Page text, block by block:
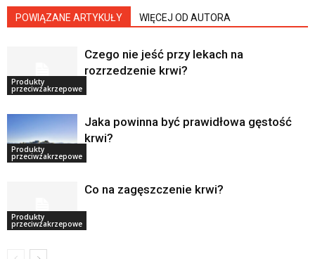
POWIĄZANE ARTYKUŁY WIĘCEJ OD AUTORA
Produkty
przeciwzakrzepowe
Czego nie jeść przy lekach na
rozrzedzenie krwi?
Produkty
przeciwzakrzepowe
Jaka powinna być prawidłowa gęstość
krwi?
Produkty
przeciwzakrzepowe
Co na zagęszczenie krwi?